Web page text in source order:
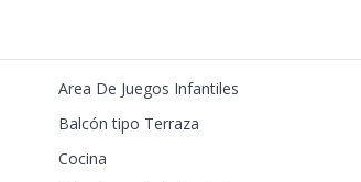
Area De Juegos Infantiles
Balcón tipo Terraza
Cocina